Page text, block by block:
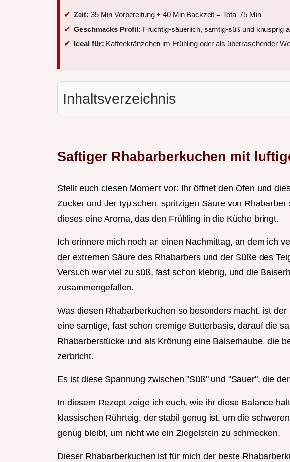
Zeit: 35 Min Vorbereitung + 40 Min Backzeit = Total 75 Min
Geschmacks Profil: Fruchtig-säuerlich, samtig-süß und knusprig
Ideal für: Kaffeekränzchen im Frühling oder als überraschender
Inhaltsverzeichnis
Saftiger Rhabarberkuchen mit
Stellt euch diesen Moment vor: Ihr öffnet den Ofen und
Zucker und der typischen, spritzigen Säure von
dieses eine Aroma, das den Frühling in die Küche bringt.
Ich erinnere mich noch an einen Nachmittag, an dem ich
der extremen Säure des Rhabarbers und der Süße des
Versuch war viel zu süß, fast schon klebrig, und die
zusammengefallen.
Was diesen Rhabarberkuchen so besonders macht, ist
eine samtige, fast schon cremige Butterbasis, darauf die
Rhabarberstücke und als Krönung eine Baiserhaube, die
zerbricht.
Es ist diese Spannung zwischen "Süß" und "Sauer", die
In diesem Rezept zeige ich euch, wie ihr diese Balance
klassischen Rührteig, der stabil genug ist, um die
genug bleibt, um nicht wie ein Ziegelstein zu schmecken.
Dieser Rhabarberkuchen ist für mich der beste